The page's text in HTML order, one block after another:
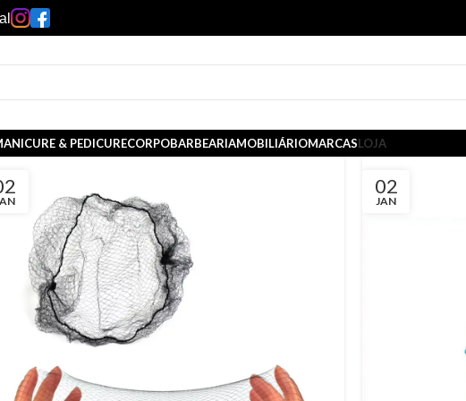
& PEDICURECORPOBARBEARIAMOBILIÁRIOMARCASLOJA
02
JAN